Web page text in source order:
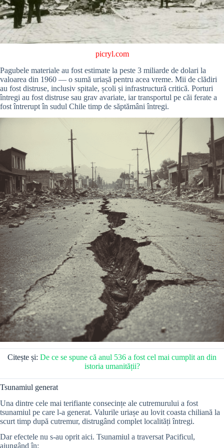
picryl.com
Pagubele materiale au fost estimate la peste 3 miliarde de dolari la
valoarea din 1960 — o sumă uriașă pentru acea vreme. Mii de clădiri
au fost distruse, inclusiv spitale, școli și infrastructură critică. Porturi
întregi au fost distruse sau grav avariate, iar transportul pe căi ferate a
fost întrerupt în sudul Chile timp de săptămâni întregi.
Citește și: De ce se spune că anul 536 a fost cel mai cumplit an din
istoria umanității?
Tsunamiul generat
Una dintre cele mai terifiante consecințe ale cutremurului a fost
tsunamiul pe care l-a generat. Valurile uriașe au lovit coasta chiliană la
scurt timp după cutremur, distrugând complet localități întregi.
Dar efectele nu s-au oprit aici. Tsunamiul a traversat Pacificul,
ajungând în: